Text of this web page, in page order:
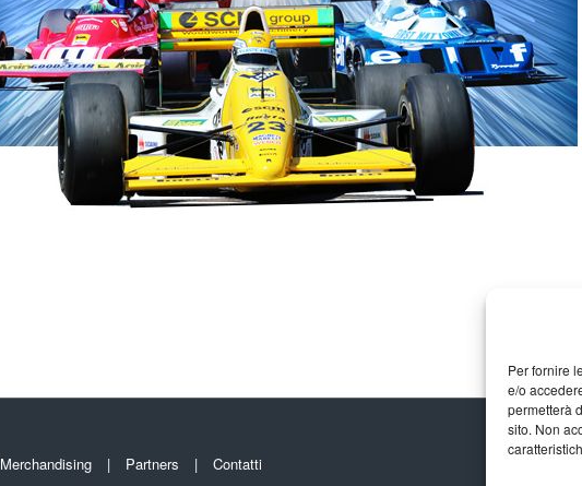
Per fornire
e/o
permetterà
sito. Non
Merchandising Partners Contatti